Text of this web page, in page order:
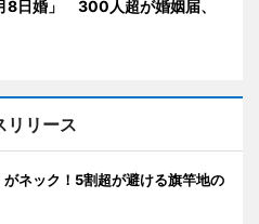
8日婚」 300人超が婚姻届、
リリース
ネック！5割超が避ける旗竿地の